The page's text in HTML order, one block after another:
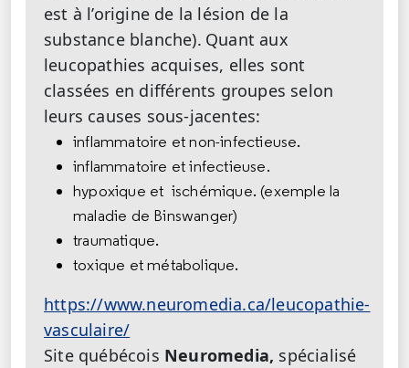
est à l’origine de la lésion de la
substance blanche). Quant aux
leucopathies acquises, elles sont
classées en différents groupes selon
leurs causes sous-jacentes:
inflammatoire et non-infectieuse.
inflammatoire et infectieuse.
hypoxique et ischémique. (exemple la
maladie de Binswanger)
traumatique.
toxique et métabolique.
https://www.neuromedia.ca/leucopathie-
vasculaire/
Site québécois Neuromedia, spécialisé